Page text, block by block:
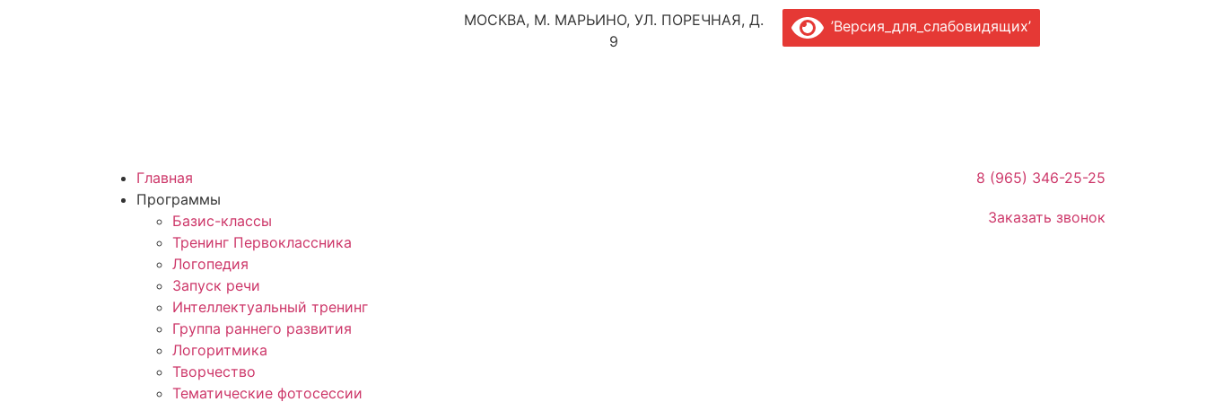
МОСКВА, М. МАРЬИНО, УЛ. ПОРЕЧНАЯ, Д.
9
’Версия_для_слабовидящих’
Главная
Программы
Базис-классы
Тренинг Первоклассника
Логопедия
Запуск речи
Интеллектуальный тренинг
Группа раннего развития
Логоритмика
Творчество
Тематические фотосессии
8 (965) 346-25-25
Заказать звонок